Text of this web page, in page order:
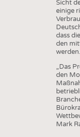
Sicht
einige
dass
den
werden.
„Das
den
Mark